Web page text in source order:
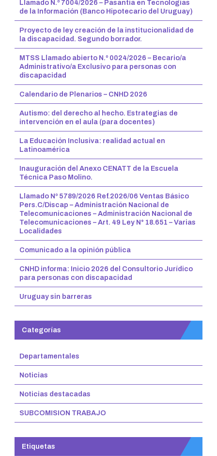
Llamado N.º 7004/2026 – Pasantía en Tecnologías
de la Información (Banco Hipotecario del Uruguay)
Proyecto de ley creación de la institucionalidad de
la discapacidad. Segundo borrador.
MTSS Llamado abierto N.º 0024/2026 – Becario/a
Administrativo/a Exclusivo para personas con
discapacidad
Calendario de Plenarios – CNHD 2026
Autismo: del derecho al hecho. Estrategias de
intervención en el aula (para docentes)
La Educación Inclusiva: realidad actual en
Latinoamérica
Inauguración del Anexo CENATT de la Escuela
Técnica Paso Molino.
Llamado Nº 5789/2026 Ref.2026/06 Ventas Básico
Pers.C/Discap – Administración Nacional de
Telecomunicaciones – Administración Nacional de
Telecomunicaciones – Art. 49 Ley N° 18.651 – Varias
Localidades
Comunicado a la opinión pública
CNHD informa: Inicio 2026 del Consultorio Jurídico
para personas con discapacidad
Uruguay sin barreras
Categorías
Departamentales
Noticias
Noticias destacadas
SUBCOMISION TRABAJO
Etiquetas